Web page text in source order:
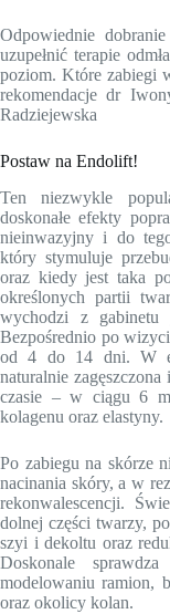
Odpowiednie
uzupełnić terapie
poziom. Które zabiegi
rekomendacje dr
Radziejewska
Postaw na Endolift!
Ten niezwykle
doskonałe efekty
nieinwazyjny i do
który stymuluje
oraz kiedy jest taka
określonych partii
wychodzi z gabinetu
Bezpośrednio po
od 4 do 14 dni. W
naturalnie
czasie – w ciągu 6
kolagenu oraz elastyny.
Po zabiegu na skórze
nacinania skóry, a w
rekonwalescencji.
dolnej części twarzy,
szyi i dekoltu oraz
Doskonale
modelowaniu ramion,
oraz okolicy kolan.